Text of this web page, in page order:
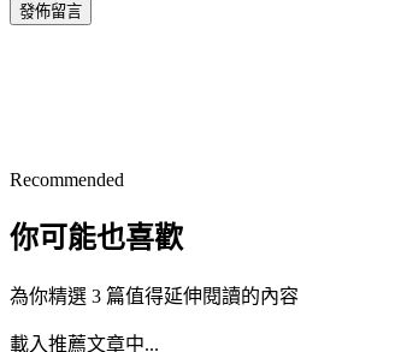
發佈留言
Recommended
你可能也喜歡
為你精選 3 篇值得延伸閱讀的內容
載入推薦文章中...